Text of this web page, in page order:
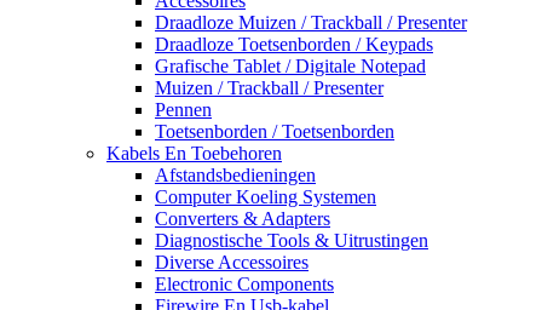
Draadloze Muizen / Trackball / Presenter
Draadloze Toetsenborden / Keypads
Grafische Tablet / Digitale Notepad
Muizen / Trackball / Presenter
Pennen
Toetsenborden / Toetsenborden
Kabels En Toebehoren
Afstandsbedieningen
Computer Koeling Systemen
Converters & Adapters
Diagnostische Tools & Uitrustingen
Diverse Accessoires
Electronic Components
Firewire En Usb-kabel